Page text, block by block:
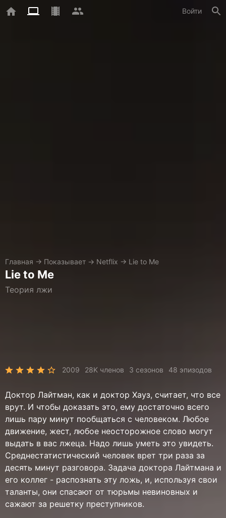
Войти
Главная → Показывает → Netflix → Lie to Me
Lie to Me
Теория лжи
2009 28K членов 3 сезонов 48 эпизодов
Доктор Лайтман, как и доктор Хауз, считает, что все
врут. И чтобы доказать это, ему достаточно всего
лишь пару минут пообщаться с человеком. Любое
движение, жест, любое неосторожное слово могут
выдать в вас лжеца. Надо лишь уметь это увидеть.
Среднестатистический человек врет три раза за
десять минут разговора. Задача доктора Лайтмана и
его коллег - распознать эту ложь, и, используя свои
таланты, они спасают от тюрьмы невиновных и
сажают за решетку преступников.